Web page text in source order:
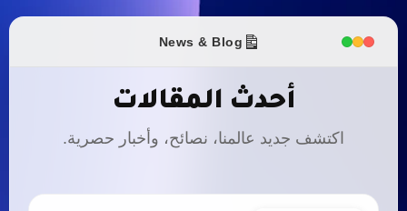
News & Blog
أحدث المقالات
اكتشف جديد عالمنا، نصائح، وأخبار حصرية.